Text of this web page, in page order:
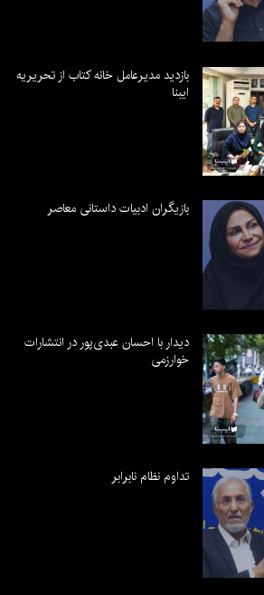
بازدید مدیرعامل خانه کتاب از تحریریه
ایبنا
بازیگران ادبیات داستانی معاصر
دیدار با احسان عبدی‌پور در انتشارات
خوارزمی
تداوم نظام نابرابر